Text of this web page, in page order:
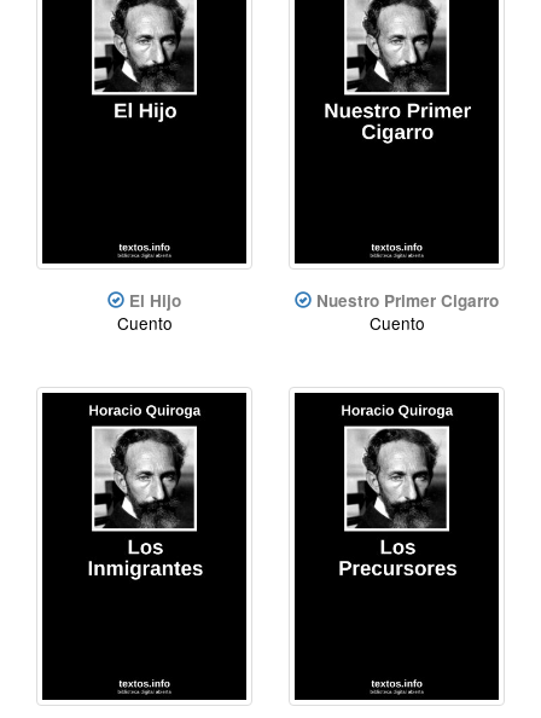
El Hijo
Cuento
Nuestro Primer Cigarro
Cuento